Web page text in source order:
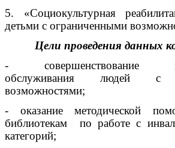
5. «Социокультурная
детьми с ограниченными
Цели проведения данных
- совершенствование
обслуживания людей с
возможностями;
- оказание методической
библиотекам по работе с
категорий;